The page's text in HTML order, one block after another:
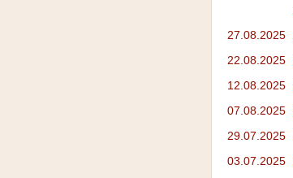
27.08.2025
22.08.2025
12.08.2025
07.08.2025
29.07.2025
03.07.2025